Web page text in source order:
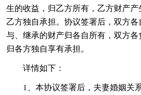
生的收益，归乙方所有，乙方财产
乙方独自承担。协议签署后，双方
与、继承的财产归各自所有，双方
归各方独自享有承担。
详情如下：
1、本协议签署后，夫妻婚姻关